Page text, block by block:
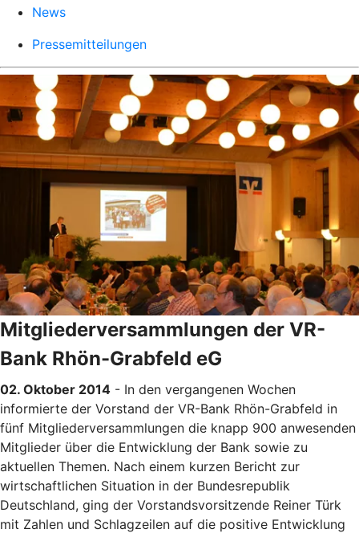
News
Pressemitteilungen
Mitgliederversammlungen der VR-
Bank Rhön-Grabfeld eG
02. Oktober 2014 - In den vergangenen Wochen
informierte der Vorstand der VR-Bank Rhön-Grabfeld in
fünf Mitgliederversammlungen die knapp 900 anwesenden
Mitglieder über die Entwicklung der Bank sowie zu
aktuellen Themen. Nach einem kurzen Bericht zur
wirtschaftlichen Situation in der Bundesrepublik
Deutschland, ging der Vorstandsvorsitzende Reiner Türk
mit Zahlen und Schlagzeilen auf die positive Entwicklung